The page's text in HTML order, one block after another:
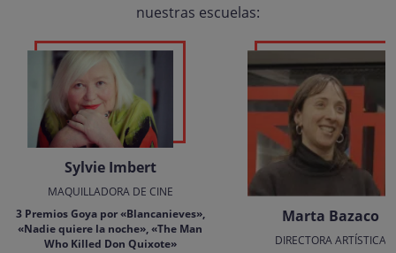
nuestras escuelas:
Sylvie Imbert
MAQUILLADORA DE CINE
3 Premios Goya por «Blancanieves»,
«Nadie quiere la noche», «The Man
Who Killed Don Quixote»
Marta Bazaco
DIRECTORA ARTÍSTICA